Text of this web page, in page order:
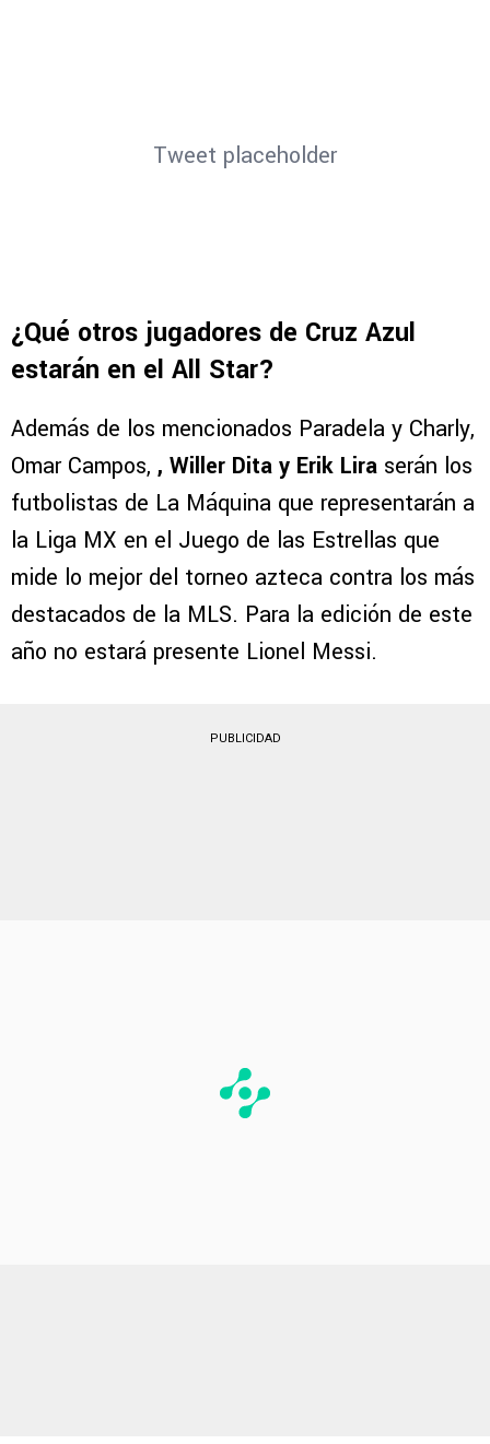
Tweet placeholder
¿Qué otros jugadores de Cruz Azul
estarán en el All Star?
Además de los mencionados Paradela y Charly,
Omar Campos, , Willer Dita y Erik Lira serán los
futbolistas de La Máquina que representarán a
la Liga MX en el Juego de las Estrellas que
mide lo mejor del torneo azteca contra los más
destacados de la MLS. Para la edición de este
año no estará presente Lionel Messi.
PUBLICIDAD